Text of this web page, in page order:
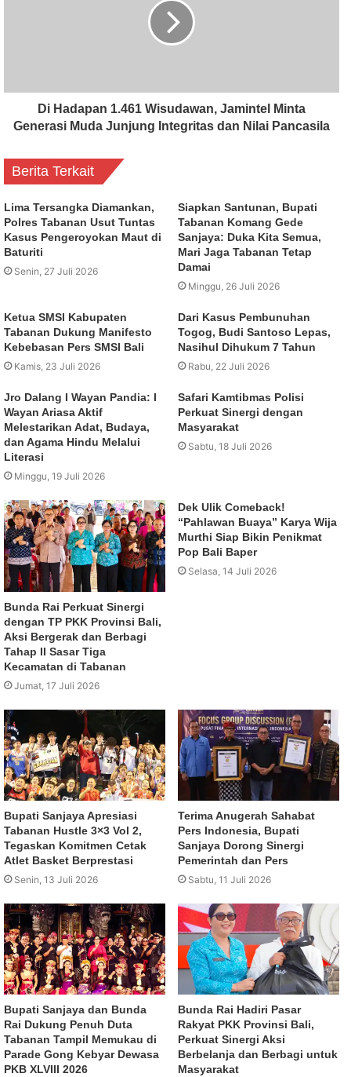
Di Hadapan 1.461 Wisudawan, Jamintel Minta
Generasi Muda Junjung Integritas dan Nilai Pancasila
Berita Terkait
Lima Tersangka Diamankan,
Polres Tabanan Usut Tuntas
Kasus Pengeroyokan Maut di
Baturiti
Senin, 27 Juli 2026
Siapkan Santunan, Bupati
Tabanan Komang Gede
Sanjaya: Duka Kita Semua,
Mari Jaga Tabanan Tetap
Damai
Minggu, 26 Juli 2026
Ketua SMSI Kabupaten
Tabanan Dukung Manifesto
Kebebasan Pers SMSI Bali
Kamis, 23 Juli 2026
Dari Kasus Pembunuhan
Togog, Budi Santoso Lepas,
Nasihul Dihukum 7 Tahun
Rabu, 22 Juli 2026
Jro Dalang I Wayan Pandia: I
Wayan Ariasa Aktif
Melestarikan Adat, Budaya,
dan Agama Hindu Melalui
Literasi
Minggu, 19 Juli 2026
Safari Kamtibmas Polisi
Perkuat Sinergi dengan
Masyarakat
Sabtu, 18 Juli 2026
Bunda Rai Perkuat Sinergi
dengan TP PKK Provinsi Bali,
Aksi Bergerak dan Berbagi
Tahap II Sasar Tiga
Kecamatan di Tabanan
Jumat, 17 Juli 2026
Dek Ulik Comeback!
“Pahlawan Buaya” Karya Wija
Murthi Siap Bikin Penikmat
Pop Bali Baper
Selasa, 14 Juli 2026
Bupati Sanjaya Apresiasi
Tabanan Hustle 3×3 Vol 2,
Tegaskan Komitmen Cetak
Atlet Basket Berprestasi
Senin, 13 Juli 2026
Terima Anugerah Sahabat
Pers Indonesia, Bupati
Sanjaya Dorong Sinergi
Pemerintah dan Pers
Sabtu, 11 Juli 2026
Bupati Sanjaya dan Bunda
Rai Dukung Penuh Duta
Tabanan Tampil Memukau di
Parade Gong Kebyar Dewasa
PKB XLVIII 2026
Bunda Rai Hadiri Pasar
Rakyat PKK Provinsi Bali,
Perkuat Sinergi Aksi
Berbelanja dan Berbagi untuk
Masyarakat